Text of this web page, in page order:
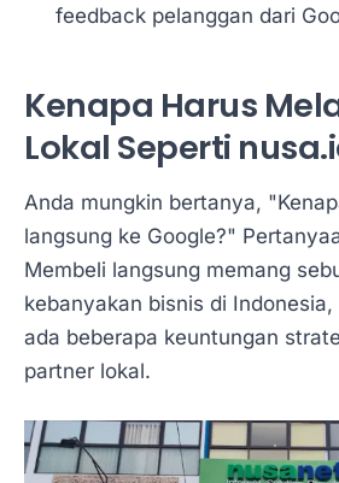
feedback pelanggan dari
Kenapa Harus
Lokal Seperti
Anda mungkin bertanya,
langsung ke Google?"
Membeli langsung memang
kebanyakan bisnis di
ada beberapa keuntungan
partner lokal.